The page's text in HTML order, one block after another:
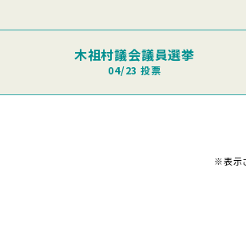
木祖村議会議員選挙
04/23 投票
※表示